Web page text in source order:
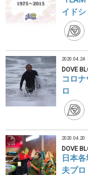
イドシ
2020.04.24
DOVE
コロ
ロ
2020.04.20
DOVE
日本
夫プロ